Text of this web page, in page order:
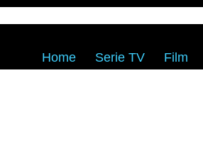
Home Serie TV Film